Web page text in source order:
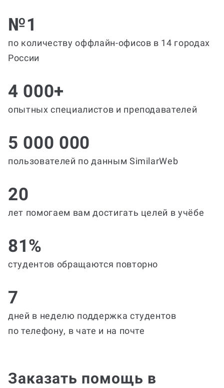
№1
по количеству оффлайн-офисов в 14 городах
России
4 000+
опытных специалистов и преподавателей
5 000 000
пользователей по данным SimilarWeb
20
лет помогаем вам достигать целей в учёбе
81%
студентов обращаются повторно
7
дней в неделю поддержка студентов
по телефону, в чате и на почте
Заказать помощь в